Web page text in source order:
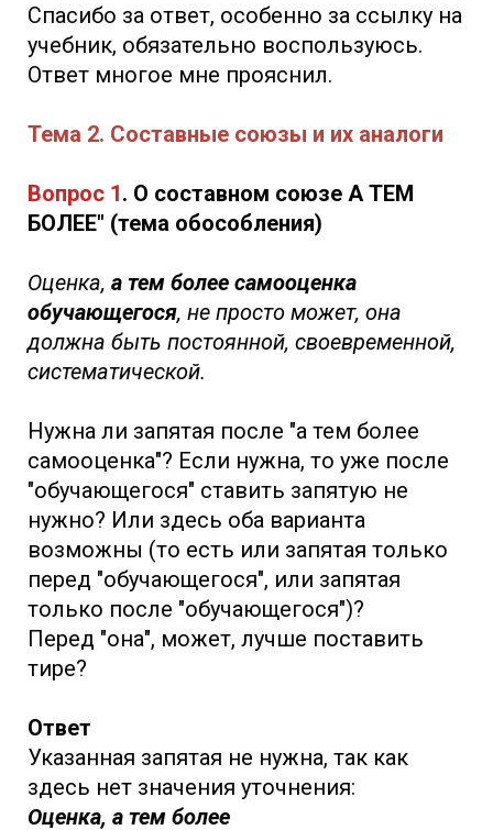
Спасибо за ответ, особенно за ссылку на
учебник, обязательно воспользуюсь.
Ответ многое мне прояснил.
Тема 2. Составные союзы и их аналоги
Вопрос 1. О составном союзе А ТЕМ
БОЛЕЕ" (тема обособления)
Оценка, а тем более самооценка
обучающегося, не просто может, она
должна быть постоянной, своевременной,
систематической.
Нужна ли запятая после "а тем более
самооценка"? Если нужна, то уже после
"обучающегося" ставить запятую не
нужно? Или здесь оба варианта
возможны (то есть или запятая только
перед "обучающегося", или запятая
только после "обучающегося")?
Перед "она", может, лучше поставить
тире?
Ответ
Указанная запятая не нужна, так как
здесь нет значения уточнения:
Оценка, а тем более